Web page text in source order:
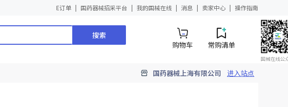
E订单 国药器械招采平台 我的国械在线 消息 卖家中心 操作指南
搜索
购物车 常购清单
国械在线公
国药器械上海有限公司 进入站点